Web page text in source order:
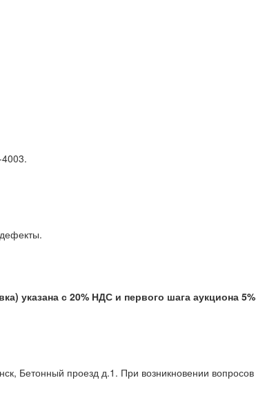
дефекты.
с 20% НДС и первого шага аукциона 5%
Бетонный проезд д.1. При возникновении вопросов